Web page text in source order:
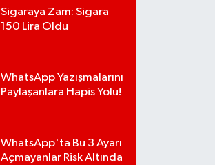
Sigaraya Zam: Sigara
150 Lira Oldu
WhatsApp Yazışmalarını
Paylaşanlara Hapis Yolu!
WhatsApp'ta Bu 3 Ayarı
Açmayanlar Risk Altında